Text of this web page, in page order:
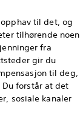
til det, og
tilhørende noen
fra
gir du
til deg,
forstår at det
sosiale kanaler